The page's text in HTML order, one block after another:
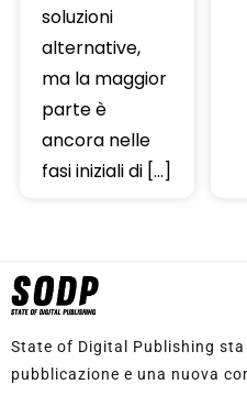
soluzioni
alternative,
ma la maggior
parte è
ancora nelle
fasi iniziali di […]
State of Digital Publishing
pubblicazione e una nuova